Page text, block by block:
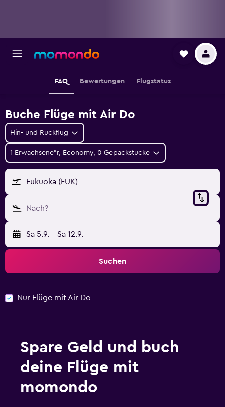
FAQ Bewertungen Flugstatus
Buche Flüge mit Air Do
Hin- und Rückflug
1 Erwachsene*r, Economy, 0 Gepäckstücke
Fukuoka (FUK)
Nach?
Sa 5.9. - Sa 12.9.
Suchen
Nur Flüge mit Air Do
Spare Geld und buch
deine Flüge mit
momondo